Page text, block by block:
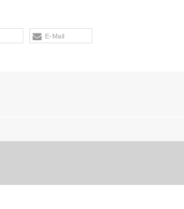
E-Mail